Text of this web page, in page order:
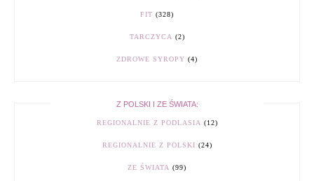
FIT (328)
TARCZYCA (2)
ZDROWE SYROPY (4)
Z POLSKI I ZE ŚWIATA:
REGIONALNIE Z PODLASIA (12)
REGIONALNIE Z POLSKI (24)
ZE ŚWIATA (99)